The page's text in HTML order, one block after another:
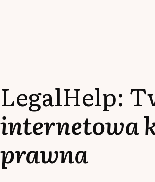
LegalHelp:
internetowa
prawna